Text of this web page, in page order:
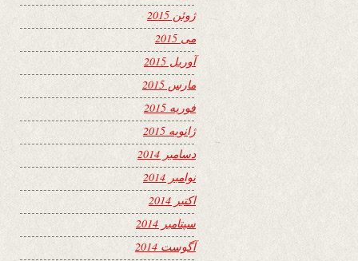
ژوئن 2015
می 2015
آوریل 2015
مارس 2015
فوریه 2015
ژانویه 2015
دسامبر 2014
نوامبر 2014
اکتبر 2014
سپتامبر 2014
آگوست 2014